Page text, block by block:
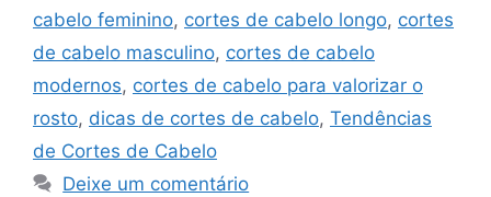
cabelo feminino, cortes de cabelo longo, cortes
de cabelo masculino, cortes de cabelo
modernos, cortes de cabelo para valorizar o
rosto, dicas de cortes de cabelo, Tendências
de Cortes de Cabelo
Deixe um comentário